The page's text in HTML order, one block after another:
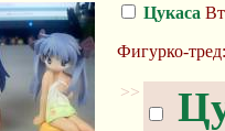
Цукаса
Фигурко-
>>